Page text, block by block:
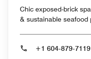
Chic exposed-brick
& sustainable seafood
+1 604-879-7119